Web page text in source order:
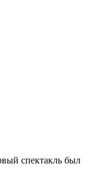
спектакль был